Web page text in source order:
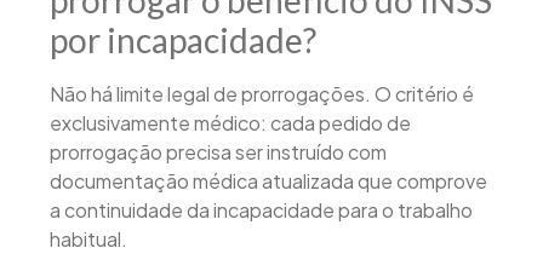
por incapacidade?
Não há limite legal de prorrogações. O critério é
exclusivamente médico: cada pedido de
prorrogação precisa ser instruído com
documentação médica atualizada que comprove
a continuidade da incapacidade para o trabalho
habitual.